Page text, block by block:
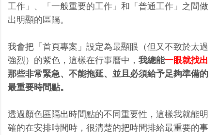
工作」、「一般重要的工作」和「普通工作」之間做
出明顯的區隔。
我會把「首頁專案」設定為最顯眼（但又不致於太過
強烈）的紫色，這樣在行事曆中， 我總能一眼就找出
那些非常緊急、不能拖延、並且必須給予足夠準備的
最重要時間點。
透過顏色區隔出時間點的不同重要性，這樣我就能明
確的在安排時間時，很清楚的把時間排給最重要的事